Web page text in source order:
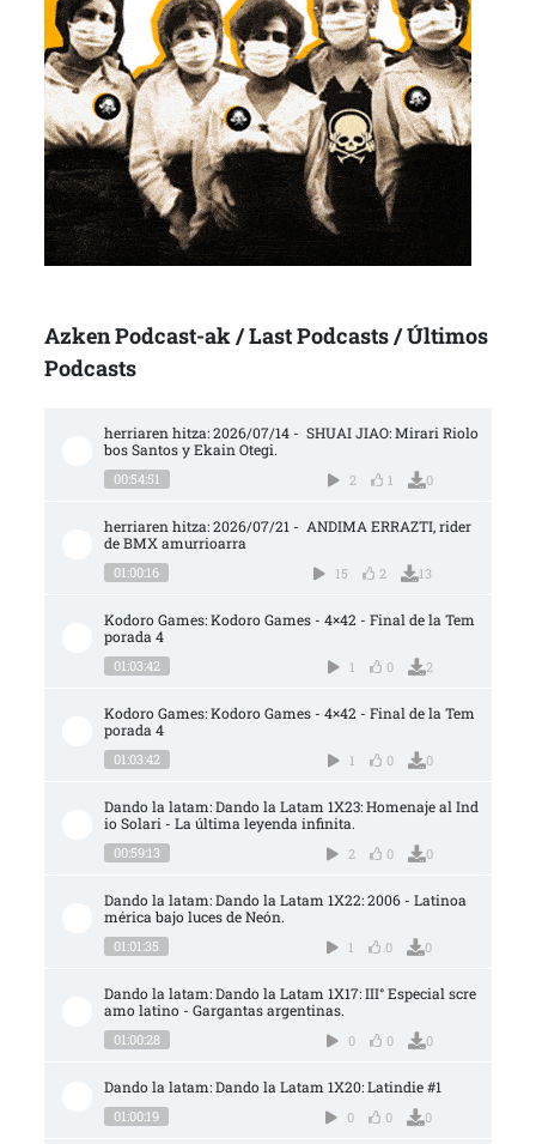
Azken Podcast-ak / Last Podcasts / Últimos
Podcasts
herriaren hitza: 2026/07/14 -  SHUAI JIAO: Mirari Riolo
bos Santos y Ekain Otegi.
00:54:51 2 1 0
herriaren hitza: 2026/07/21 -  ANDIMA ERRAZTI, rider
de BMX amurrioarra
01:00:16 15 2 13
Kodoro Games: Kodoro Games - 4×42 - Final de la Tem
porada 4
01:03:42 1 0 2
Kodoro Games: Kodoro Games - 4×42 - Final de la Tem
porada 4
01:03:42 1 0 0
Dando la latam: Dando la Latam 1X23: Homenaje al Ind
io Solari - La última leyenda infinita.
00:59:13 2 0 0
Dando la latam: Dando la Latam 1X22: 2006 - Latinoa
mérica bajo luces de Neón.
01:01:35 1 0 0
Dando la latam: Dando la Latam 1X17: III° Especial scre
amo latino - Gargantas argentinas.
01:00:28 0 0 0
Dando la latam: Dando la Latam 1X20: Latindie #1
01:00:19 0 0 0